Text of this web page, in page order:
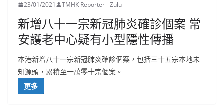
23/01/2021 TMHK Reporter - Zulu
新增八十一宗新冠肺炎確診個案 常
安護老中心疑有小型隱性傳播
本港新增八十一宗新冠肺炎確診個案，包括三十五宗本地未
知源頭，累積至一萬零十宗個案。
更多